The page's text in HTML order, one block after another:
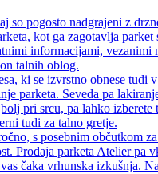
so pogosto nadgrajeni z
kot ga zagotavlja
informacijami,
talnih oblog.
ki se izvrstno obnese
parketa. Seveda pa
pri srcu, pa lahko
tudi za talno gretje.
s posebnim občutkom
Prodaja parketa Atelier
čaka vrhunska izkušnja.